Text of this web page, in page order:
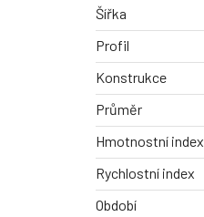
Šířka
Profil
Konstrukce
Průměr
Hmotnostní index
Rychlostní index
Období